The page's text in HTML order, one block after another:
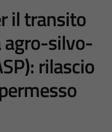
il transito
silvo-
rilascio